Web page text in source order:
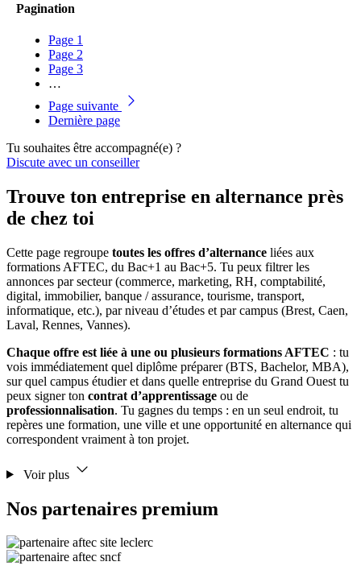
Pagination
Page 1
Page 2
Page 3
…
Page suivante
Dernière page
Tu souhaites être accompagné(e) ?
Discute avec un conseiller
Trouve ton entreprise en alternance près
de chez toi
Cette page regroupe toutes les offres d’alternance liées aux
formations AFTEC, du Bac+1 au Bac+5. Tu peux filtrer les
annonces par secteur (commerce, marketing, RH, comptabilité,
digital, immobilier, banque / assurance, tourisme, transport,
informatique, etc.), par niveau d’études et par campus (Brest, Caen,
Laval, Rennes, Vannes).
Chaque offre est liée à une ou plusieurs formations AFTEC : tu
vois immédiatement quel diplôme préparer (BTS, Bachelor, MBA),
sur quel campus étudier et dans quelle entreprise du Grand Ouest tu
peux signer ton contrat d’apprentissage ou de
professionnalisation. Tu gagnes du temps : en un seul endroit, tu
repères une formation, une ville et une opportunité en alternance qui
correspondent vraiment à ton projet.
Voir plus
Nos partenaires premium